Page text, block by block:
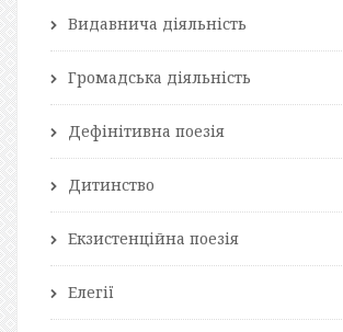
Видавнича діяльність
Громадська діяльність
Дефінітивна поезія
Дитинство
Екзистенційна поезія
Елегії